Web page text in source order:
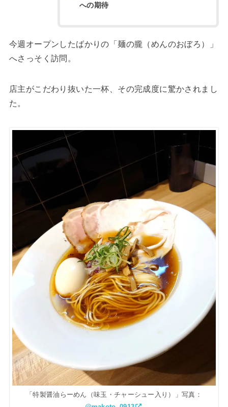
への期待
今週オープンしたばかりの「麺の朧（めんのおぼろ）」
へさっそく訪問。
店主がこだわり抜いた一杯、その完成度に驚かされまし
た。
「特製醤油らーめん（味玉・チャーシュー入り）」写真：